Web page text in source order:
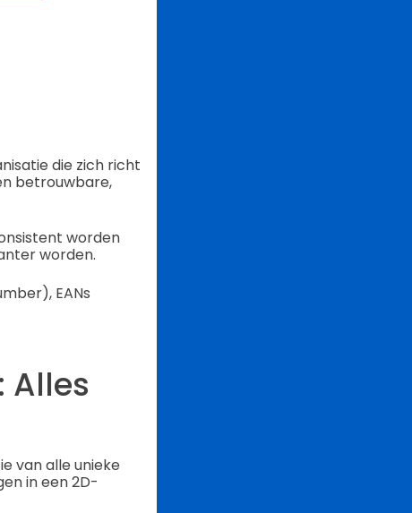
die zich richt
betrouwbare,
worden
worden.
EANs
Alles
van alle unieke
in een 2D-